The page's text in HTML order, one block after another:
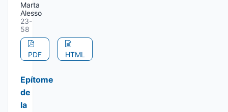
Marta
Alesso
23-
58
PDF HTML
Epítome
de
la